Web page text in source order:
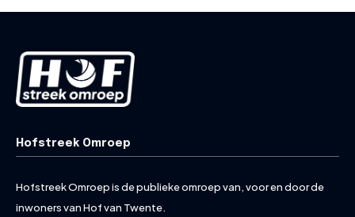
Hofstreek Omroep
Hofstreek Omroep is de publieke omroep van, voor en door de
inwoners van Hof van Twente.